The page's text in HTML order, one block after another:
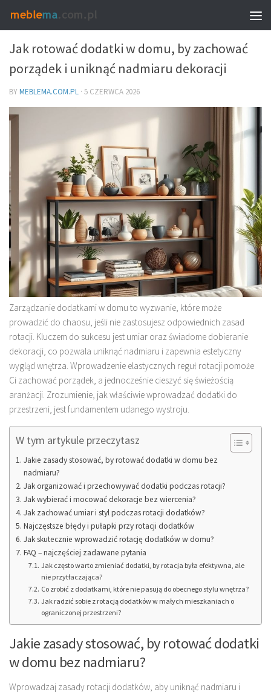
DEKORACJE I DODATKI – DOBÓR DO WNĘTRZA
Jak rotować dodatki w domu, by zachować
porządek i uniknąć nadmiaru dekoracji
BYMEBLEMA.COM.PL · 5 CZERWCA 2026
Zarządzanie dodatkami w domu to wyzwanie, które może
prowadzić do chaosu, jeśli nie zastosujesz odpowiednich zasad
rotacji. Kluczem do sukcesu jest umiar oraz świadome dobieranie
dekoracji, co pozwala uniknąć nadmiaru i zapewnia estetyczny
wygląd wnętrza. Wprowadzenie elastycznych reguł rotacji pomoże
Ci zachować porządek, a jednocześnie cieszyć się świeżością
aranżacji. Zrozumienie, jak właściwie wprowadzać dodatki do
przestrzeni, jest fundamentem udanego wystroju.
W tym artykule przeczytasz
Jakie zasady stosować, by rotować dodatki w domu bez
nadmiaru?
Jak organizować i przechowywać dodatki podczas rotacji?
Jak wybierać i mocować dekoracje bez wiercenia?
Jak zachować umiar i styl podczas rotacji dodatków?
Najczęstsze błędy i pułapki przy rotacji dodatków
Jak skutecznie wprowadzić rotację dodatków w domu?
FAQ – najczęściej zadawane pytania
Jak często warto zmieniać dodatki, by rotacja była efektywna, ale
nie przytłaczająca?
Co zrobić z dodatkami, które nie pasują do obecnego stylu wnętrza?
Jak radzić sobie z rotacją dodatków w małych mieszkaniach o
ograniczonej przestrzeni?
Jakie zasady stosować, by rotować dodatki
w domu bez nadmiaru?
Wprowadzaj zasady rotacji dodatków, aby uniknąć nadmiaru i